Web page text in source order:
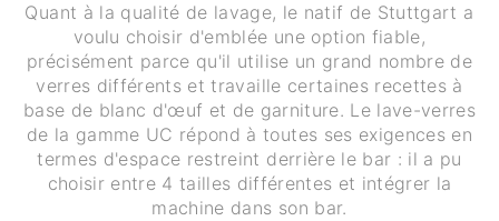
Quant à la qualité de lavage, le natif de Stuttgart a
voulu choisir d'emblée une option fiable,
précisément parce qu'il utilise un grand nombre de
verres différents et travaille certaines recettes à
base de blanc d'œuf et de garniture. Le lave-verres
de la gamme UC répond à toutes ses exigences en
termes d'espace restreint derrière le bar : il a pu
choisir entre 4 tailles différentes et intégrer la
machine dans son bar.